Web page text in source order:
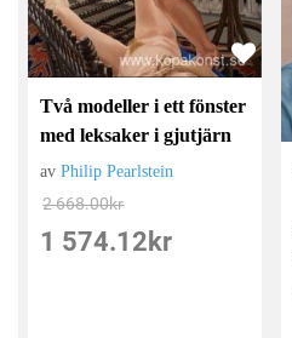
Två modeller i ett fönster
med leksaker i gjutjärn
avPhilip Pearlstein
2 668.00kr
1 574.12 kr